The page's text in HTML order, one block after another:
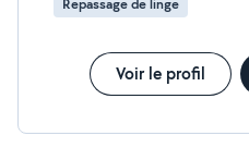
Repassage de linge
Voir le profil